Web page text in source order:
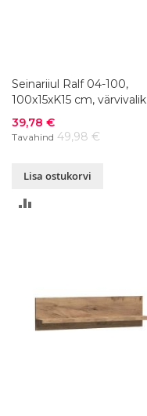
Seinariiul Ralf 04-100,
100x15xK15 cm, värvivalik
Soodushind
39,78 €
Tavahind 49,98 €
Lisa ostukorvi